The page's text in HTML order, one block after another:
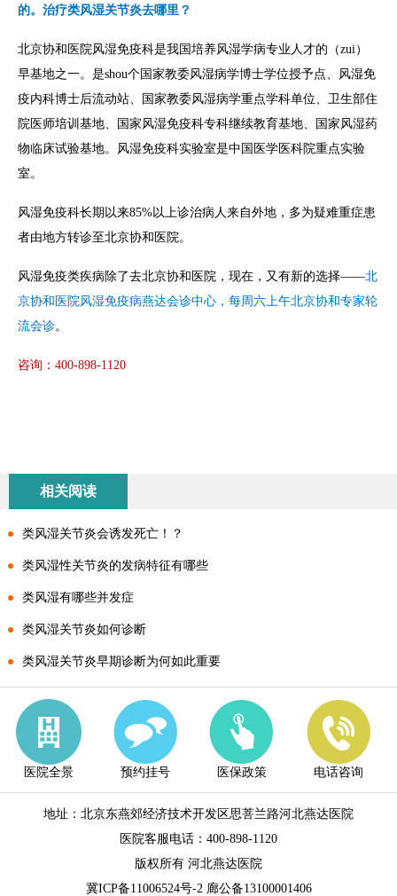
的。治疗类风湿关节炎去哪里？
北京协和医院风湿免疫科是我国培养风湿学病专业人才的（zui）
早基地之一。是shou个国家教委风湿病学博士学位授予点、风湿免
疫内科博士后流动站、国家教委风湿病学重点学科单位、卫生部住
院医师培训基地、国家风湿免疫科专科继续教育基地、国家风湿药
物临床试验基地。风湿免疫科实验室是中国医学医科院重点实验
室。
风湿免疫科长期以来85%以上诊治病人来自外地，多为疑难重症患
者由地方转诊至北京协和医院。
风湿免疫类疾病除了去北京协和医院，现在，又有新的选择——北
京协和医院风湿免疫病燕达会诊中心，每周六上午北京协和专家轮
流会诊。
咨询：400-898-1120
相关阅读
类风湿关节炎会诱发死亡！？
类风湿性关节炎的发病特征有哪些
类风湿有哪些并发症
类风湿关节炎如何诊断
类风湿关节炎早期诊断为何如此重要
医院全景 预约挂号 医保政策 电话咨询
地址：北京东燕郊经济技术开发区思菩兰路河北燕达医院
医院客服电话：400-898-1120
版权所有 河北燕达医院
冀ICP备11006524号-2廊公备13100001406